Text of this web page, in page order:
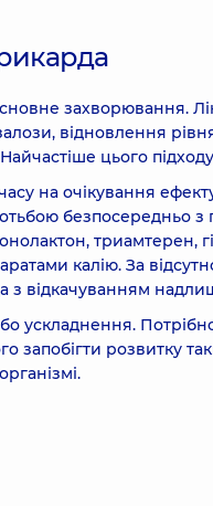
захворювання.
відновлення
цього
на очікування
безпосередньо з
триамтерен,
калію. За
з відкачуванням
ускладнення.
запобігти розвитку